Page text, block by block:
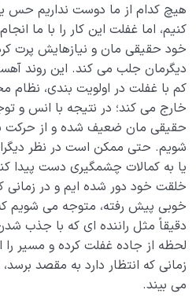
چرا قلب سریع ترین ابزار برای
تعادل چیست؟ اهمیت تعادل و
انسانی در زندگی
افراط و تفریط در تغذیه قوای نفس
می‌کند؟
انسان متعادل‌؛ کسی که
می‌کند
هیچ کدام از ما دوست نداریم حس
کنیم، اما غفلت این کار را با ما
خود حقیقی مان و نیازهایش پرت
دیگرمان جلب می کند. این روند
کم با غفلت در اولویت بندی، نظام
خارج می کند؛ در نتیجه با انس و
حقیقی مان ضعیف شده و از
شویم. حتی ممکن است در نظر
یا به کمالات چشمگیری دست پیدا
خلقت خود دور شده ایم و در زمانی
خوبی پیش رفته، متوجه می شویم که
دقیقاً مثل راننده ای که با جذب
لحظه از جاده غفلت کرده و مسیر را
زمانی که انتظار دارد به مقصد برسد،
می بیند.